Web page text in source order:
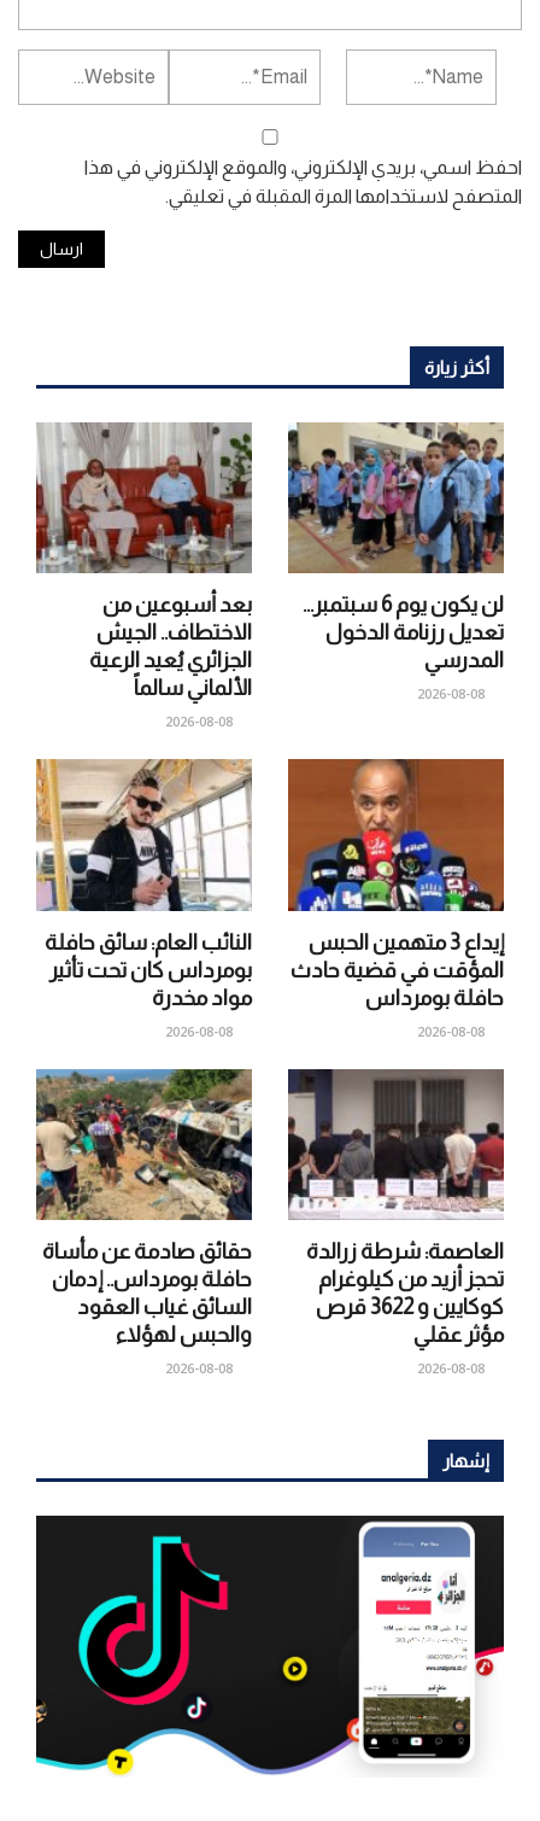
احفظ اسمي، بريدي الإلكتروني، والموقع الإلكتروني في هذا
المتصفح لاستخدامها المرة المقبلة في تعليقي.
أكثر زيارة
بعد أسبوعين من
الاختطاف.. الجيش
الجزائري يُعيد الرعية
الألماني سالماً
2026-08-08
لن يكون يوم 6 سبتمبر…
تعديل رزنامة الدخول
المدرسي
2026-08-08
النائب العام: سائق حافلة
بومرداس كان تحت تأثير
مواد مخدرة
2026-08-08
إيداع 3 متهمين الحبس
المؤقت في قضية حادث
حافلة بومرداس
2026-08-08
حقائق صادمة عن مأساة
حافلة بومرداس.. إدمان
السائق غياب العقود
والحبس لهؤلاء
2026-08-08
العاصمة: شرطة زرالدة
تحجز أزيد من كيلوغرام
كوكايين و 3622 قرص
مؤثر عقلي
2026-08-08
إشهار